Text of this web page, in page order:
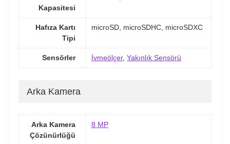
Kapasitesi
Hafıza Kartı
Tipi
microSD, microSDHC, microSDXC
Sensörler İvmeölçer, Yakınlık Sensörü
Arka Kamera
Arka Kamera
Çözünürlüğü
8 MP